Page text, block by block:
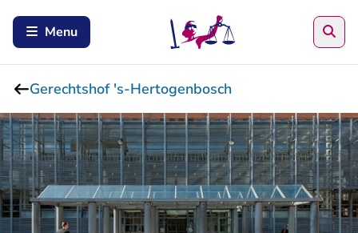
Menu
Gerechtshof 's-Hertogenbosch